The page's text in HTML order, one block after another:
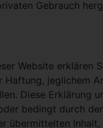
Gebrauch
Website erklären
Haftung, jeglichem
Diese Erklärung
bedingt durch
übermittelten